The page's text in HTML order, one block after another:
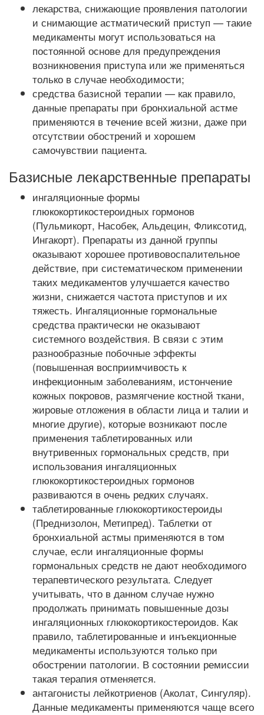
лекарства, снижающие проявления патологии
и снимающие астматический приступ — такие
медикаменты могут использоваться на
постоянной основе для предупреждения
возникновения приступа или же применяться
только в случае необходимости;
средства базисной терапии — как правило,
данные препараты при бронхиальной астме
применяются в течение всей жизни, даже при
отсутствии обострений и хорошем
самочувствии пациента.
Базисные лекарственные препараты
ингаляционные формы
глюкокортикостероидных гормонов
(Пульмикорт, Насобек, Альдецин, Фликсотид,
Ингакорт). Препараты из данной группы
оказывают хорошее противовоспалительное
действие, при систематическом применении
таких медикаментов улучшается качество
жизни, снижается частота приступов и их
тяжесть. Ингаляционные гормональные
средства практически не оказывают
системного воздействия. В связи с этим
разнообразные побочные эффекты
(повышенная восприимчивость к
инфекционным заболеваниям, истончение
кожных покровов, размягчение костной ткани,
жировые отложения в области лица и талии и
многие другие), которые возникают после
применения таблетированных или
внутривенных гормональных средств, при
использования ингаляционных
глюкокортикостероидных гормонов
развиваются в очень редких случаях.
таблетированные глюкокортикостероиды
(Преднизолон, Метипред). Таблетки от
бронхиальной астмы применяются в том
случае, если ингаляционные формы
гормональных средств не дают необходимого
терапевтического результата. Следует
учитывать, что в данном случае нужно
продолжать принимать повышенные дозы
ингаляционных глюкокортикостероидов. Как
правило, таблетированные и инъекционные
медикаменты используются только при
обострении патологии. В состоянии ремиссии
такая терапия отменяется.
антагонисты лейкотриенов (Аколат, Сингуляр).
Данные медикаменты применяются чаще всего